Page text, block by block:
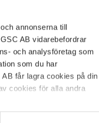
annonserna till
AB vidarebefordrar
och analysföretag som
som du har
får lagra cookies på din
cookies för alla andra
emot
av
även